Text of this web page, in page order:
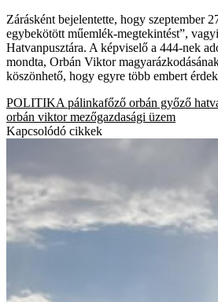
Zárásként bejelentette, hogy szeptember
egybekötött műemlék-megtekintést”,
Hatvanpusztára. A képviselő a 444-nek
mondta, Orbán Viktor
köszönhető, hogy egyre több embert
POLITIKA pálinkafőző orbán győző
orbán viktor mezőgazdasági üzem
Kapcsolódó cikkek